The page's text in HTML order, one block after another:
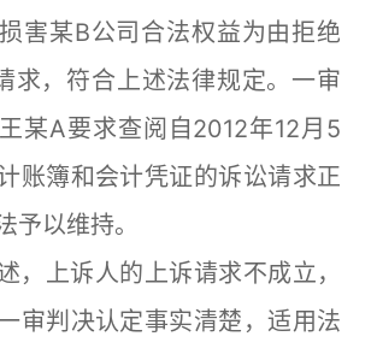
害某B公司合法权益为由拒绝
求，符合上述法律规定。一审
某A要求查阅自2012年12月5
账簿和会计凭证的诉讼请求正
予以维持。
上诉人的上诉请求不成立，
审判决认定事实清楚，适用法